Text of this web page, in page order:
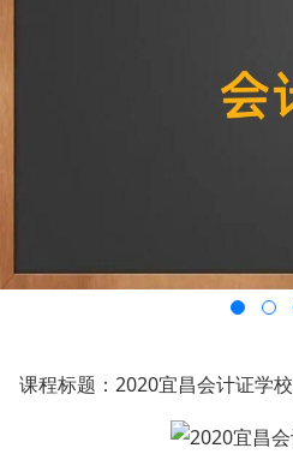
课程标题：2020宜昌会计证学校